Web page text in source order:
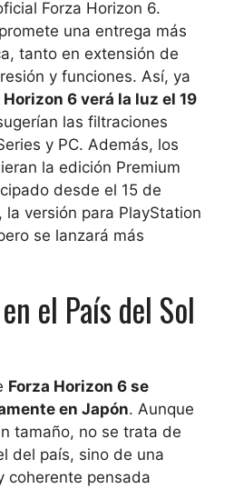
Forza Horizon 6.
una entrega más
tanto en extensión de
y funciones. Así, ya
Horizon 6 verá la luz el 19
las filtraciones
y PC. Además, los
la edición Premium
desde el 15 de
la versión para PlayStation
se lanzará más
el País del Sol
Forza Horizon 6 se
en Japón. Aunque
tamaño, no se trata de
del país, sino de una
coherente pensada